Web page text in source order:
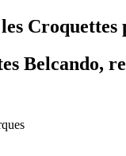
Croquettes
Belcando,